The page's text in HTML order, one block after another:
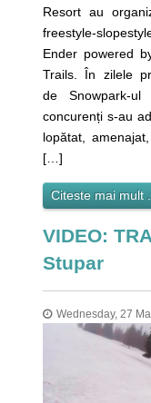
Resort au
freestyle-
Ender powered
Trails. În zilele
de Snowpark-
concurenți s-au
lopătat,
[…]
Citeste mai mult
VIDEO:
Stupar
Wednesday, 27